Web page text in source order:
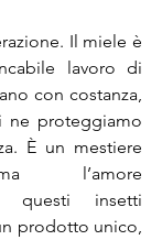
Il miele è
lavoro di
con costanza,
ne proteggiamo
È un mestiere
l’amore
questi insetti
prodotto unico,